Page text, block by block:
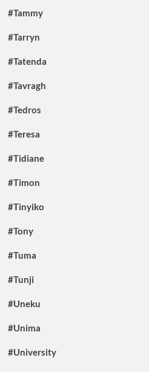
#Tammy
#Tarryn
#Tatenda
#Tavragh
#Tedros
#Teresa
#Tidiane
#Timon
#Tinyiko
#Tony
#Tuma
#Tunji
#Uneku
#Unima
#University